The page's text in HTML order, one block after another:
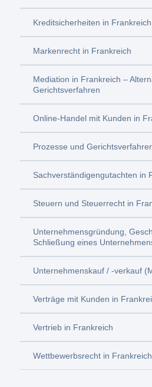
Kreditsicherheiten in Frankreich
Markenrecht in Frankreich
Mediation in Frankreich –
Gerichtsverfahren
Online-Handel mit Kunden in
Prozesse und
Sachverständigengutachten in
Steuern und Steuerrecht in
Unternehmensgründung,
Schließung eines
Unternehmenskauf / -verkauf
Verträge mit Kunden in
Vertrieb in Frankreich
Wettbewerbsrecht in Frankreich